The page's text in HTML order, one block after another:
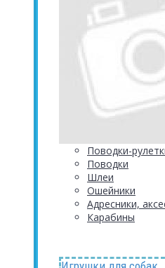
Поводки-
Поводки
Шлеи
Ошейники
Адресники,
Карабины